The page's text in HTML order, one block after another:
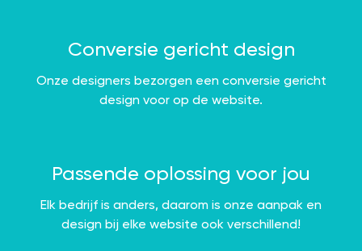
Conversie gericht design
Onze designers bezorgen een conversie gericht
design voor op de website.
Passende oplossing voor jou
Elk bedrijf is anders, daarom is onze aanpak en
design bij elke website ook verschillend!